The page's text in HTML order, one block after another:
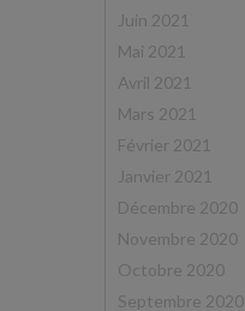
Juin 2021
Mai 2021
Avril 2021
Mars 2021
Février 2021
Janvier 2021
Décembre 2020
Novembre 2020
Octobre 2020
Septembre 2020